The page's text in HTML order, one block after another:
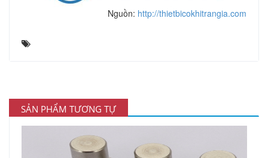
Nguồn: http://thietbicokhitrangia.com
SẢN PHẨM TƯƠNG TỰ